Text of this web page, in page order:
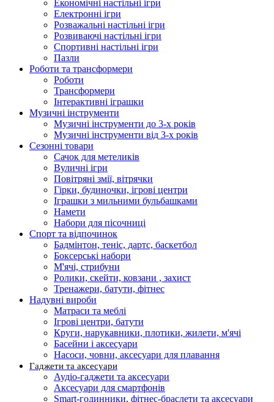
Економічні настільні ігри
Електронні ігри
Розважальні настільні ігри
Розвиваючі настільні ігри
Спортивні настільні ігри
Пазли
Роботи та трансформери
Роботи
Трансформери
Інтерактивні іграшки
Музичні інструменти
Музичні інструменти до 3-х років
Музичні інструменти від 3-х років
Сезонні товари
Сачок для метеликів
Вуличні ігри
Повітряні змії, вітрячки
Гірки, будиночки, ігрові центри
Іграшки з мильними бульбашками
Намети
Набори для пісочниці
Спорт та відпочинок
Бадмінтон, теніс, дартс, баскетбол
Боксерські набори
М'ячі, стрибуни
Ролики, скейти, ковзани , захист
Тренажери, батути, фітнес
Надувні вироби
Матраси та меблі
Ігрові центри, батути
Круги, нарукавники, плотики, жилети, м'ячі
Басейни і аксесуари
Насоси, човни, аксесуари для плавання
Гаджети та аксесуари
Аудіо-гаджети та аксесуари
Аксесуари для смартфонів
Smart-годинники, фітнес-браслети та аксесуари